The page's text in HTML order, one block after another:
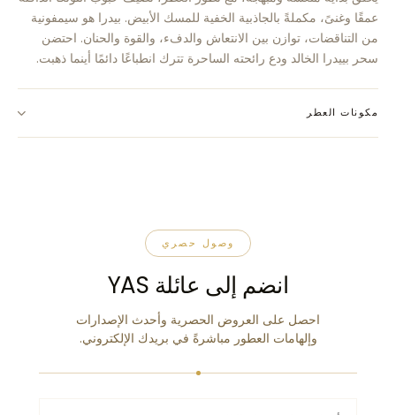
عمقًا وغنىً، مكملةً بالجاذبية الخفية للمسك الأبيض. بيدرا هو سيمفونية
من التناقضات، توازن بين الانتعاش والدفء، والقوة والحنان. احتضن
سحر بييدرا الخالد ودع رائحته الساحرة تترك انطباعًا دائمًا أينما ذهبت.
مكونات العطر
وصول حصري
انضم إلى عائلة YAS
احصل على العروض الحصرية وأحدث الإصدارات
وإلهامات العطور مباشرةً في بريدك الإلكتروني.